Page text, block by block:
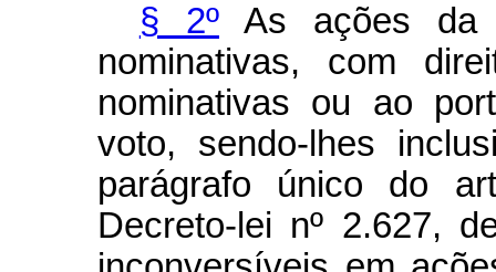
§ 2ºAs ações da
nominativas, com
nominativas ou ao
voto, sendo-lhes
parágrafo único do
Decreto-lei nº 2.627,